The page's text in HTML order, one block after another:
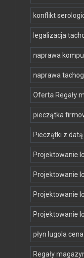
konflikt
legalizacja
naprawa
naprawa
Oferta Regały
pieczątka
Pieczątki z datą
Projektowanie
Projektowanie
Projektowanie
Projektowanie
płyn lugola cena
Regały